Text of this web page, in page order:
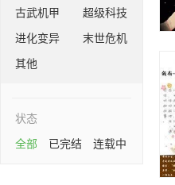
古武机甲
超级科技
进化变异
末世危机
其他
状态
全部
已完结 连载中